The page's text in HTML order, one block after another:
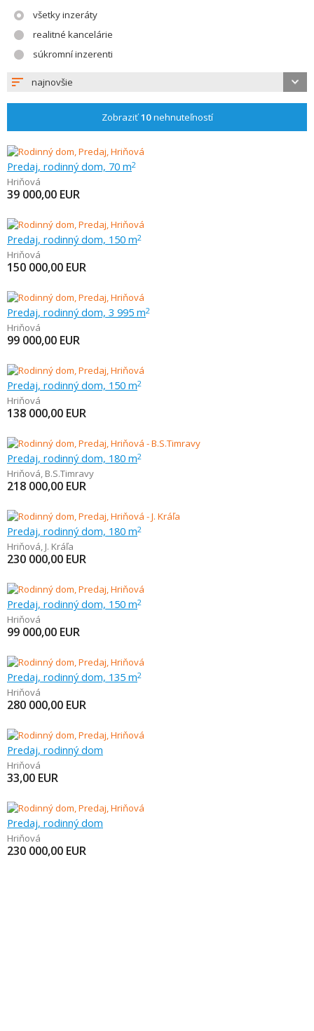
všetky inzeráty
realitné kancelárie
súkromní inzerenti
najnovšie
Zobraziť10nehnuteľností
Predaj, rodinný dom, 70 m2
Hriňová
39 000,00 EUR
Predaj, rodinný dom, 150 m2
Hriňová
150 000,00 EUR
Predaj, rodinný dom, 3 995 m2
Hriňová
99 000,00 EUR
Predaj, rodinný dom, 150 m2
Hriňová
138 000,00 EUR
Predaj, rodinný dom, 180 m2
Hriňová, B.S.Timravy
218 000,00 EUR
Predaj, rodinný dom, 180 m2
Hriňová, J. Kráľa
230 000,00 EUR
Predaj, rodinný dom, 150 m2
Hriňová
99 000,00 EUR
Predaj, rodinný dom, 135 m2
Hriňová
280 000,00 EUR
Predaj, rodinný dom
Hriňová
33,00 EUR
Predaj, rodinný dom
Hriňová
230 000,00 EUR